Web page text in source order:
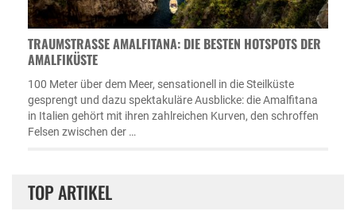
TRAUMSTRASSE AMALFITANA: DIE BESTEN HOTSPOTS DER A
MALFIKÜSTE
100 Meter über dem Meer, sensationell in die Steilküste
gesprengt und dazu spektakuläre Ausblicke: die Amalfitana
in Italien gehört mit ihren zahlreichen Kurven, den schroffen
Felsen zwischen der …
TOP ARTIKEL